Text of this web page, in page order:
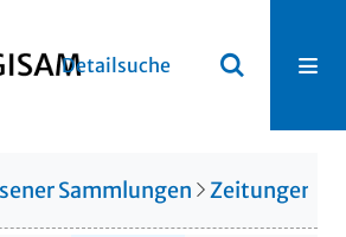
Detailsuche
Sammlungen Zeitungen